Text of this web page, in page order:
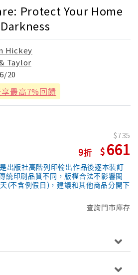
Protect Your Home
Hickey
Taylor
20
享最高7%回饋
9
735
661
出版社高階列印輸出作品後逐本裝訂
統印刷品質不同，版權合法不影響閱
(不含例假日)，建議和其他商品分開下
查詢門市庫存